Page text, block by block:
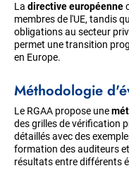
La directive européenne
membres de l'UE, tandis
obligations au secteur
permet une transition
en Europe.
Méthodologie
Le RGAA propose une
des grilles de vérification
détaillés avec des
formation des auditeurs
résultats entre différents